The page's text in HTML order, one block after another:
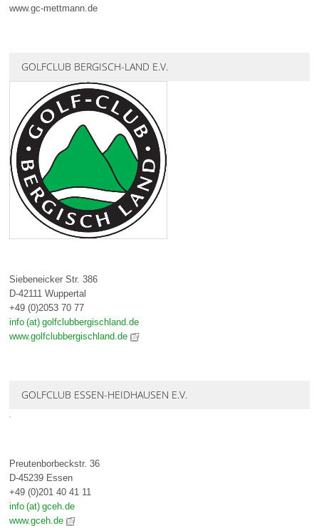
www.gc-mettmann.de
GOLFCLUB BERGISCH-LAND E.V.
Siebeneicker Str. 386
D-42111 Wuppertal
+49 (0)2053 70 77
info (at) golfclubbergischland.de
www.golfclubbergischland.de
GOLFCLUB ESSEN-HEIDHAUSEN E.V.
Preutenborbeckstr. 36
D-45239 Essen
+49 (0)201 40 41 11
info (at) gceh.de
www.gceh.de